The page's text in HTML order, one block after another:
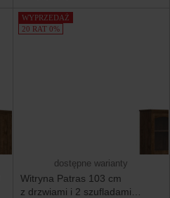
WYPRZEDAŻ
20 RAT 0%
dostępne warianty
Witryna Patras 103 cm
z drzwiami i 2 szufladami